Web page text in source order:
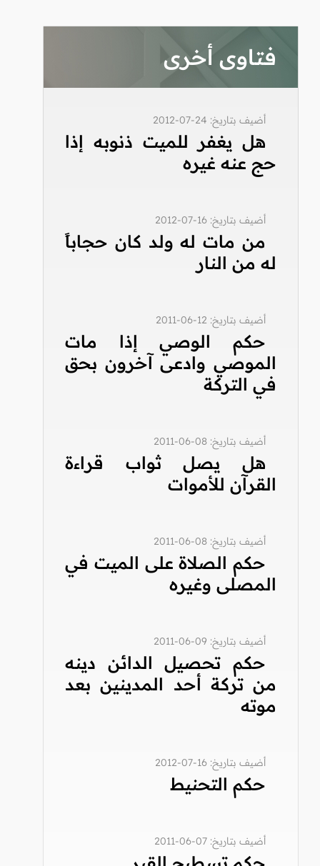
فتاوى أخرى
أضيف بتاريخ: 24-07-2012
هل يغفر للميت ذنوبه إذا
حج عنه غيره
أضيف بتاريخ: 16-07-2012
من مات له ولد كان حجاباً
له من النار
أضيف بتاريخ: 12-06-2011
حكم الوصي إذا مات
الموصي وادعى آخرون بحق
في التركة
أضيف بتاريخ: 08-06-2011
هل يصل ثواب قراءة
القرآن للأموات
أضيف بتاريخ: 08-06-2011
حكم الصلاة على الميت في
المصلى وغيره
أضيف بتاريخ: 09-06-2011
حكم تحصيل الدائن دينه
من تركة أحد المدينين بعد
موته
أضيف بتاريخ: 16-07-2012
حكم التحنيط
أضيف بتاريخ: 07-06-2011